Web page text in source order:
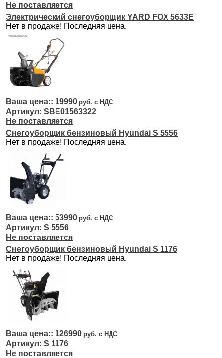
Не поставляется
Электрический снегоуборщик YARD FOX 5633E
Нет в продаже! Последняя цена.
19990
SBE01563322
Не поставляется
Снегоуборщик бензиновый Hyundai S 5556
Нет в продаже! Последняя цена.
53990
S 5556
Не поставляется
Снегоуборщик бензиновый Hyundai S 1176
Нет в продаже! Последняя цена.
126990
S 1176
Не поставляется